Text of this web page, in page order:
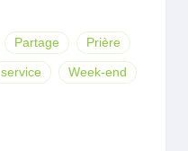
Partage Prière
service Week-end